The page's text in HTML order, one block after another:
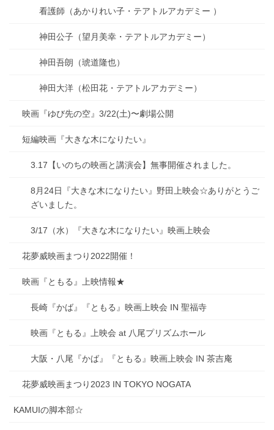
看護師（あかりれい子・テアトルアカデミー ）
神田公子（望月美幸・テアトルアカデミー）
神田吾朗（琥道隆也）
神田大洋（松田花・テアトルアカデミー）
映画『ゆび先の空』3/22(土)〜劇場公開
短編映画『大きな木になりたい』
3.17【いのちの映画と講演会】無事開催されました。
8月24日『大きな木になりたい』野田上映会☆ありがとうご
ざいました。
3/17（水）『大きな木になりたい』映画上映会
花夢威映画まつり2022開催！
映画『ともる』上映情報★
長崎『かば』『ともる』映画上映会 IN 聖福寺
映画『ともる』上映会 at 八尾プリズムホール
大阪・八尾『かば』『ともる』映画上映会 IN 茶吉庵
花夢威映画まつり2023 IN TOKYO NOGATA
KAMUIの脚本部☆